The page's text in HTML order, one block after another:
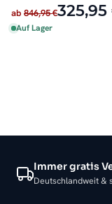
ab 846,95 €
Auf Lager
Immer gratis
Deutschlandweit &